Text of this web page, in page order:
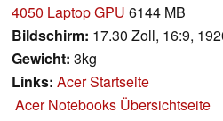
4050 Laptop GPU 6144 MB
Bildschirm: 17.30 Zoll, 16:9,
Gewicht: 3kg
Links: Acer Startseite
Acer Notebooks Übersichtseite